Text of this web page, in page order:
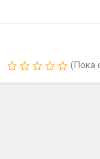
(Пока